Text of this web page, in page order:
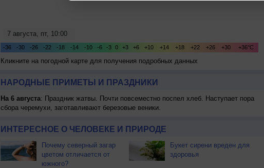
Кликните на погодной карте для получения подробных данных
НАРОДНЫЕ ПРИМЕТЫ И ПРАЗДНИКИ
На 6 августа: Праздник жатвы. Почти повсеместно поспел хлеб. Наступает пора
сбора черемухи, заготавливают березовые веники.
ИНТЕРЕСНОЕ О ЧЕЛОВЕКЕ И ПРИРОДЕ
Почему северный загар
цветом отличается от
южного?
Букет сирени вреден для
здоровья